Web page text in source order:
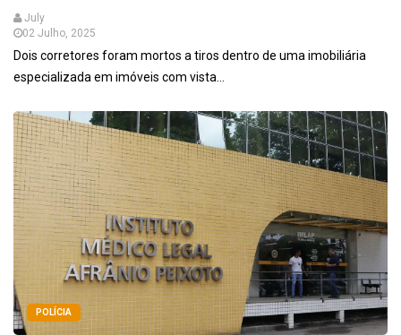
July
02 Julho, 2025
Dois corretores foram mortos a tiros dentro de uma imobiliária
especializada em imóveis com vista...
POLÍCIA